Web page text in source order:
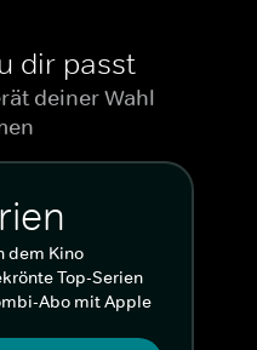
dir passt
deiner Wahl
dem Kino
Top-Serien
Abo mit Apple